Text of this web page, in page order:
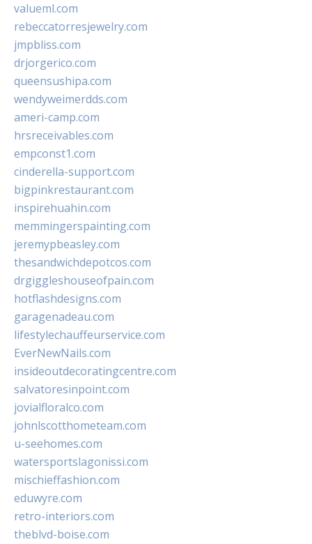
valueml.com
rebeccatorresjewelry.com
jmpbliss.com
drjorgerico.com
queensushipa.com
wendyweimerdds.com
ameri-camp.com
hrsreceivables.com
empconst1.com
cinderella-support.com
bigpinkrestaurant.com
inspirehuahin.com
memmingerspainting.com
jeremypbeasley.com
thesandwichdepotcos.com
drgiggleshouseofpain.com
hotflashdesigns.com
garagenadeau.com
lifestylechauffeurservice.com
EverNewNails.com
insideoutdecoratingcentre.com
salvatoresinpoint.com
jovialfloralco.com
johnlscotthometeam.com
u-seehomes.com
watersportslagonissi.com
mischieffashion.com
eduwyre.com
retro-interiors.com
theblvd-boise.com